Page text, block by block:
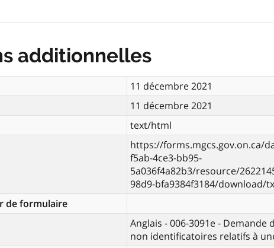
additionnelles
11 décembre 2021
11 décembre 2021
text/html
https://forms.mgcs.gov.on.ca/
f5ab-4ce3-bb95-
5a036f4a82b3/resource/
98d9-bfa9384f3184/download/
de formulaire
Anglais - 006-3091e - Demande
non identificatoires relatifs à